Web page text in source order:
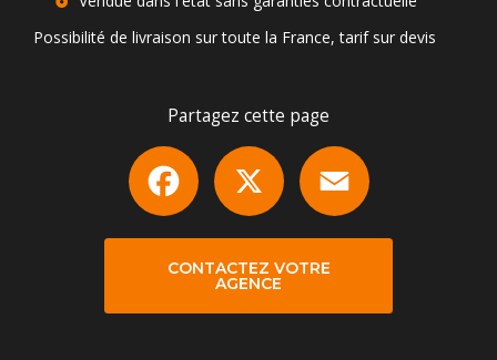
Possibilité de livraison sur toute la France, tarif sur devis
Partagez cette page
Facebook
CONTACTEZ VOTRE
AGENCE